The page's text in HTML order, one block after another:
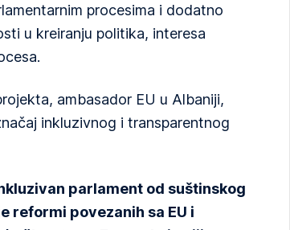
procesima i dodatno
u kreiranju politika, interesa
ambasador EU u Albaniji,
inkluzivnog i transparentnog
parlament od suštinskog
reformi povezanih sa EU i